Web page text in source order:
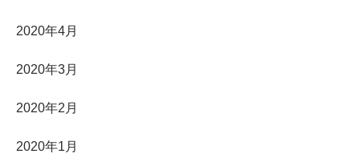
2020年4月
2020年3月
2020年2月
2020年1月